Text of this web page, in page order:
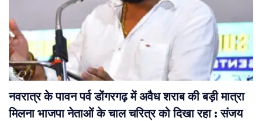
नवरात्र के पावन पर्व डोंगरगढ़ में अवैध शराब की बड़ी मात्रा
मिलना भाजपा नेताओं के चाल चरित्र को दिखा रहा : संजय